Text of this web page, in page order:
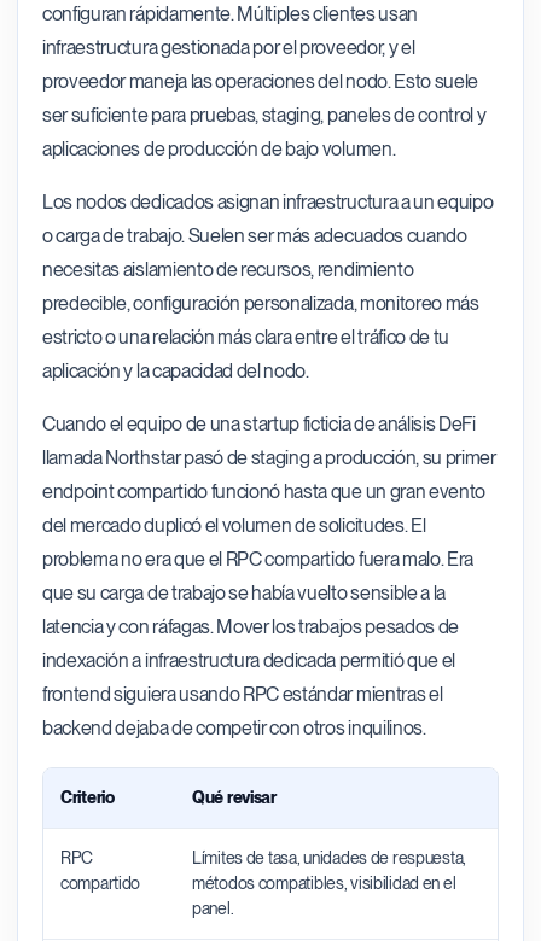
configuran rápidamente. Múltiples clientes usan
infraestructura gestionada por el proveedor, y el
proveedor maneja las operaciones del nodo. Esto suele
ser suficiente para pruebas, staging, paneles de control y
aplicaciones de producción de bajo volumen.
Los nodos dedicados asignan infraestructura a un equipo
o carga de trabajo. Suelen ser más adecuados cuando
necesitas aislamiento de recursos, rendimiento
predecible, configuración personalizada, monitoreo más
estricto o una relación más clara entre el tráfico de tu
aplicación y la capacidad del nodo.
Cuando el equipo de una startup ficticia de análisis DeFi
llamada Northstar pasó de staging a producción, su primer
endpoint compartido funcionó hasta que un gran evento
del mercado duplicó el volumen de solicitudes. El
problema no era que el RPC compartido fuera malo. Era
que su carga de trabajo se había vuelto sensible a la
latencia y con ráfagas. Mover los trabajos pesados de
indexación a infraestructura dedicada permitió que el
frontend siguiera usando RPC estándar mientras el
backend dejaba de competir con otros inquilinos.
Criterio Qué revisar
RPC
compartido
Límites de tasa, unidades de respuesta,
métodos compatibles, visibilidad en el
panel.